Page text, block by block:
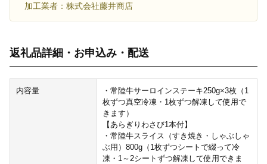
加工業者：株式会社藤井商店
返礼品詳細・お申込み・配送
内容量
・常陸牛サーロインステーキ250g×3枚（1
枚ずつ真空冷凍・1枚ずつ解凍して使用で
きます）
【あらぎりわさび1本付】
・常陸牛スライス（すき焼き・しゃぶしゃ
ぶ用）800g（1枚ずつシートで綴って冷
凍・1～2シートずつ解凍して使用できま